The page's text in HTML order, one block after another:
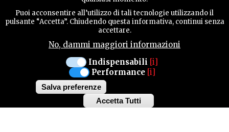
Puoi acconsentire all’utilizzo di tali tecnologie utilizzando il
pulsante “Accetta”. Chiudendo questa informativa, continui senza
accettare.
No, dammi maggiori informazioni
Indispensabili [i]
Performance [i]
Salva preferenze
Accetta Tutti
Withdraw
CONTATTI
PORDENONE
SABATO 21 GENNAIO ORE 17.30
I CONCERTI DELLA
CORTE - ANDREA
BACCHETTI